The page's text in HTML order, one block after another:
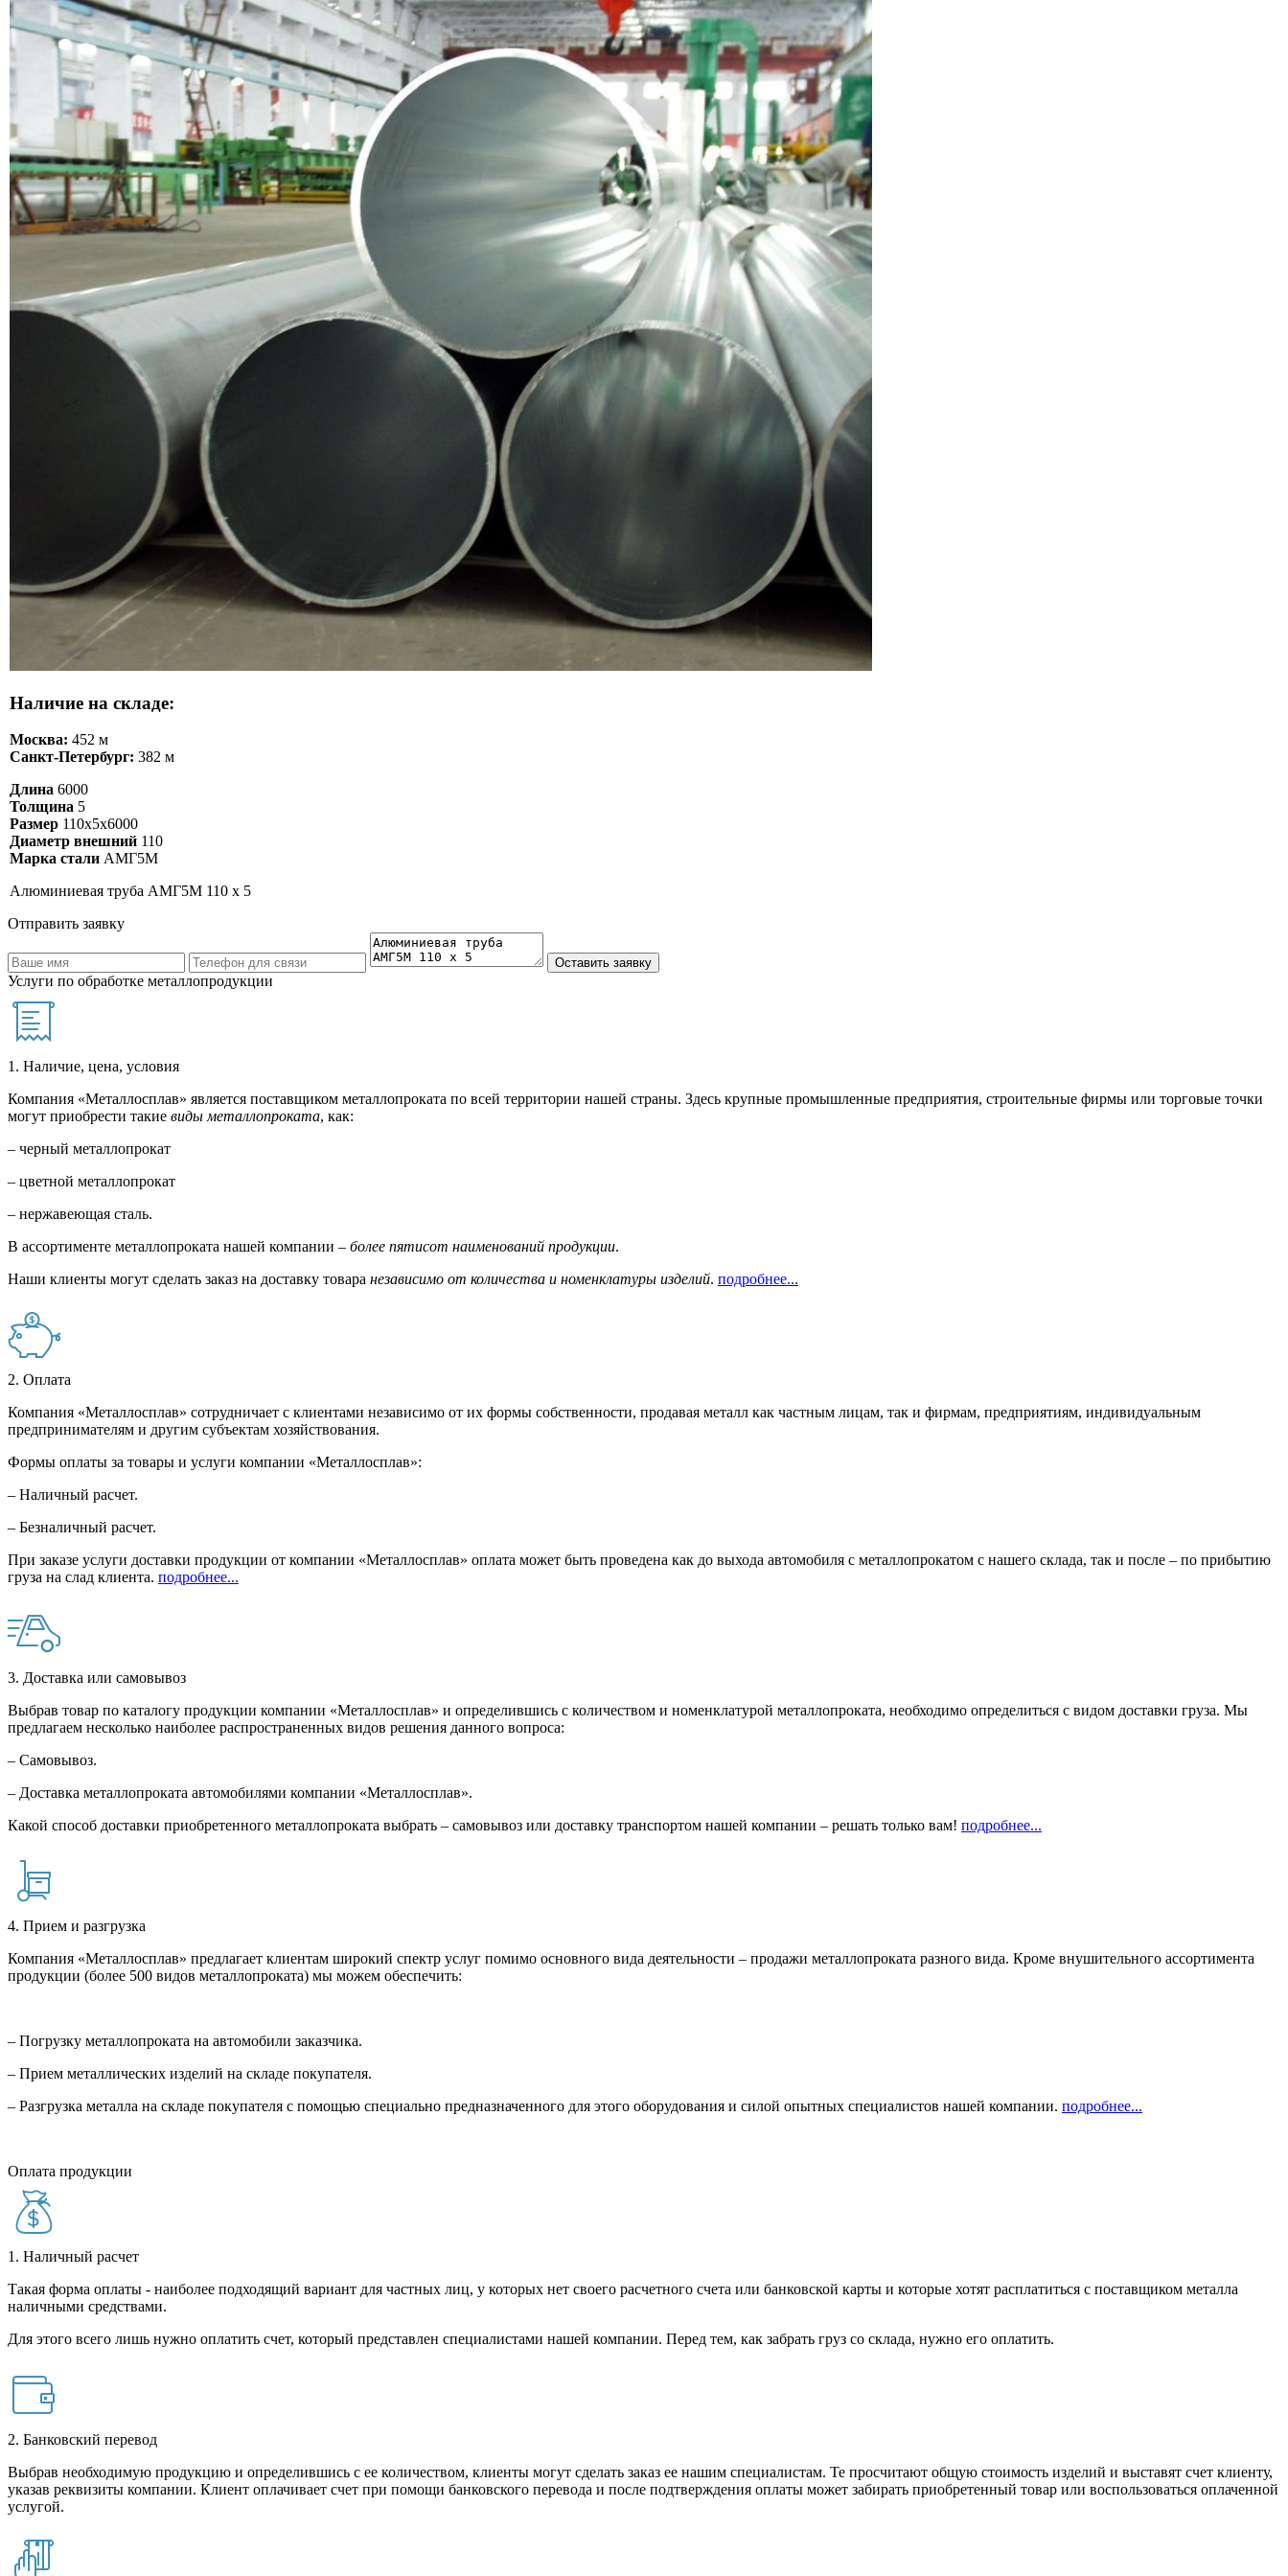
Наличие на складе:
Москва: 452 м
Санкт-Петербург: 382 м
Длина 6000
Толщина 5
Размер 110х5х6000
Диаметр внешний 110
Марка стали АМГ5М
Алюминиевая труба АМГ5М 110 х 5
Отправить заявку
Услуги по обработке металлопродукции
1. Наличие, цена, условия
Компания «Металлосплав» является поставщиком металлопроката по всей территории нашей страны. Здесь крупные промышленные предприятия, строительные фирмы или торговые точки
могут приобрести такие виды металлопроката, как:
– черный металлопрокат
– цветной металлопрокат
– нержавеющая сталь.
В ассортименте металлопроката нашей компании – более пятисот наименований продукции.
Наши клиенты могут сделать заказ на доставку товара независимо от количества и номенклатуры изделий. подробнее...
2. Оплата
Компания «Металлосплав» сотрудничает с клиентами независимо от их формы собственности, продавая металл как частным лицам, так и фирмам, предприятиям, индивидуальным
предпринимателям и другим субъектам хозяйствования.
Формы оплаты за товары и услуги компании «Металлосплав»:
– Наличный расчет.
– Безналичный расчет.
При заказе услуги доставки продукции от компании «Металлосплав» оплата может быть проведена как до выхода автомобиля с металлопрокатом с нашего склада, так и после – по прибытию
груза на слад клиента. подробнее...
3. Доставка или самовывоз
Выбрав товар по каталогу продукции компании «Металлосплав» и определившись с количеством и номенклатурой металлопроката, необходимо определиться с видом доставки груза. Мы
предлагаем несколько наиболее распространенных видов решения данного вопроса:
– Самовывоз.
– Доставка металлопроката автомобилями компании «Металлосплав».
Какой способ доставки приобретенного металлопроката выбрать – самовывоз или доставку транспортом нашей компании – решать только вам! подробнее...
4. Прием и разгрузка
Компания «Металлосплав» предлагает клиентам широкий спектр услуг помимо основного вида деятельности – продажи металлопроката разного вида. Кроме внушительного ассортимента
продукции (более 500 видов металлопроката) мы можем обеспечить:
– Погрузку металлопроката на автомобили заказчика.
– Прием металлических изделий на складе покупателя.
– Разгрузка металла на складе покупателя с помощью специально предназначенного для этого оборудования и силой опытных специалистов нашей компании. подробнее...
Оплата продукции
1. Наличный расчет
Такая форма оплаты - наиболее подходящий вариант для частных лиц, у которых нет своего расчетного счета или банковской карты и которые хотят расплатиться с поставщиком металла
наличными средствами.
Для этого всего лишь нужно оплатить счет, который представлен специалистами нашей компании. Перед тем, как забрать груз со склада, нужно его оплатить.
2. Банковский перевод
Выбрав необходимую продукцию и определившись с ее количеством, клиенты могут сделать заказ ее нашим специалистам. Те просчитают общую стоимость изделий и выставят счет клиенту,
указав реквизиты компании. Клиент оплачивает счет при помощи банковского перевода и после подтверждения оплаты может забирать приобретенный товар или воспользоваться оплаченной
услугой.